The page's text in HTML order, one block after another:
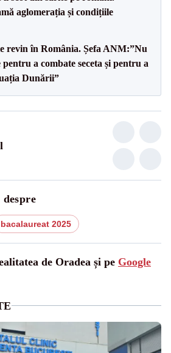
aglomerația și condițiile
revin în România. Șefa ANM:”Nu
a combate seceta și pentru a
Dunării”
bacalaureat 2025
de Oradea și pe Google